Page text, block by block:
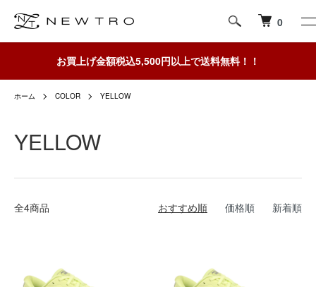
0
お買上げ金額税込5,500円以上で送料無料！！
ホーム COLOR YELLOW
YELLOW
全4商品 おすすめ順 価格順 新着順